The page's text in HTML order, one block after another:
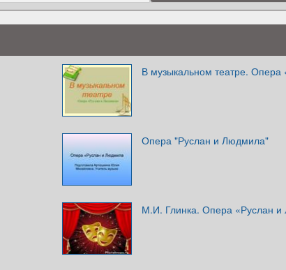
В музыкальном театре.
Опера "Руслан и Людмила"
М.И. Глинка. Опера «Руслан